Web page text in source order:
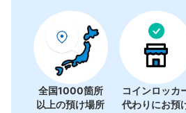
コインロッカーの情報は
全国1000箇所
以上の預け場所
コインロッカ
代わりにお預